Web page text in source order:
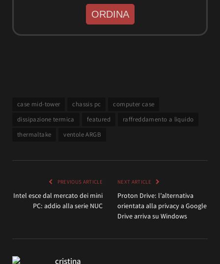
ORDINA
case mid-tower chassis pc
computer case
dissipazione termica
featured
raffreddamento a liquido
thermaltake
ventole ARGB
PREVIOUS ARTICLE
Intel esce dal mercato dei mini
PC: addio alla serie NUC
NEXT ARTICLE
Proton Drive: l’alternativa
orientata alla privacy a Google
Drive arriva su Windows
cristina